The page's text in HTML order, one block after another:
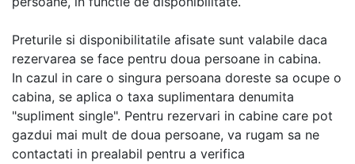
Preturile si disponibilitatile afisate sunt valabile daca
rezervarea se face pentru doua persoane in cabina.
In cazul in care o singura persoana doreste sa ocupe o
cabina, se aplica o taxa suplimentara denumita
"supliment single". Pentru rezervari in cabine care pot
gazdui mai mult de doua persoane, va rugam sa ne
contactati in prealabil pentru a verifica